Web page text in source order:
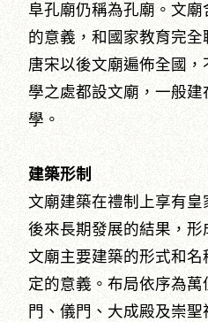
阜孔廟仍稱為孔廟。文
的意義，和國家教育完全
唐宋以後文廟遍佈全國
學之處都設文廟，一般
學。
建築形制
文廟建築在禮制上享有
後來長期發展的結果，形
文廟主要建築的形式和
定的意義。布局依序為
門、儀門、大成殿及崇